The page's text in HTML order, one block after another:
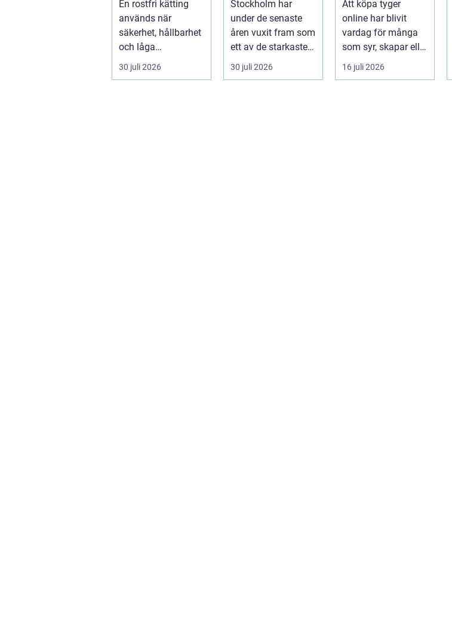
En rostfri kätting
används när
säkerhet, hållbarhet
och låga
underhållskostnade
r är viktigare än
30 juli 2026
skratt
Stockholm har
under de senaste
åren vuxit fram som
ett av de starkaste
fästena för s...
30 juli 2026
hemtextil
Att köpa tyger
online har blivit
vardag för många
som syr, skapar eller
vill förnya hemmet
utan att ...
16 juli 2026